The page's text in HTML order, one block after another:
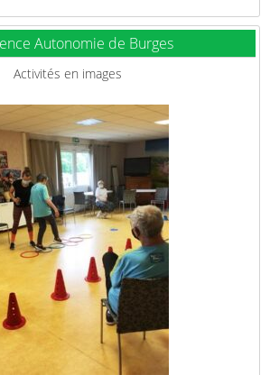
Autonomie de Burges
Activités en images